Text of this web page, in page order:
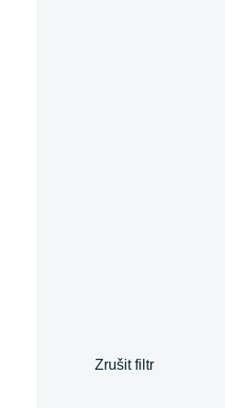
Zrušit filtr